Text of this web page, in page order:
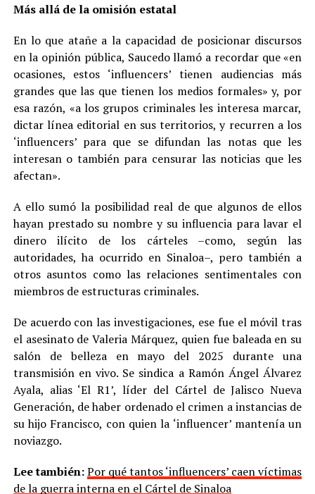
Más allá de la omisión estatal
En lo que atañe a la capacidad de posicionar discursos
en la opinión pública, Saucedo llamó a recordar que «en
ocasiones, estos ‘influencers’ tienen audiencias más
grandes que las que tienen los medios formales» y, por
esa razón, «a los grupos criminales les interesa marcar,
dictar línea editorial en sus territorios, y recurren a los
‘influencers’ para que se difundan las notas que les
interesan o también para censurar las noticias que les
afectan».
A ello sumó la posibilidad real de que algunos de ellos
hayan prestado su nombre y su influencia para lavar el
dinero ilícito de los cárteles –como, según las
autoridades, ha ocurrido en Sinaloa–, pero también a
otros asuntos como las relaciones sentimentales con
miembros de estructuras criminales.
De acuerdo con las investigaciones, ese fue el móvil tras
el asesinato de Valeria Márquez, quien fue baleada en su
salón de belleza en mayo del 2025 durante una
transmisión en vivo. Se sindica a Ramón Ángel Álvarez
Ayala, alias ‘El R1’, líder del Cártel de Jalisco Nueva
Generación, de haber ordenado el crimen a instancias de
su hijo Francisco, con quien la ‘influencer’ mantenía un
noviazgo.
Lee también:Por qué tantos ‘influencers’ caen víctimas
de la guerra interna en el Cártel de Sinaloa